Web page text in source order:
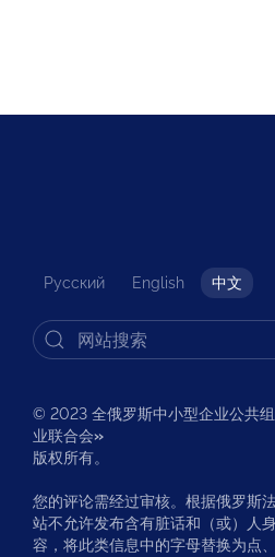
Русский English 中文
© 2023 全俄罗斯中小型企业公共
业联合会»
版权所有。
您的评论需经过审核。根据俄罗斯
站不允许发布含有脏话和（或）人
容，将此类信息中的字母替换为点